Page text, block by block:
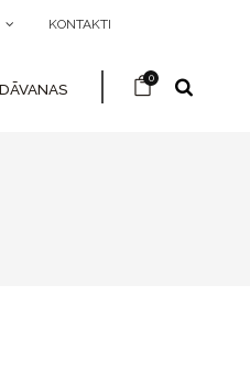
KONTAKTI
DĀVANAS
0